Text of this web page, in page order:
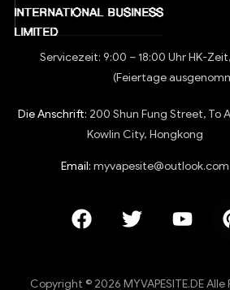
Servicezeit: 9:00 – 18:00 Uhr HK-
(Feiertage
Die Anschrift: 200 Shun Fung Street, To
Kowlin City, Hongkong
Email: myvapesite@outlook.com
Copyright © 2026 MYVAPESITE.DE